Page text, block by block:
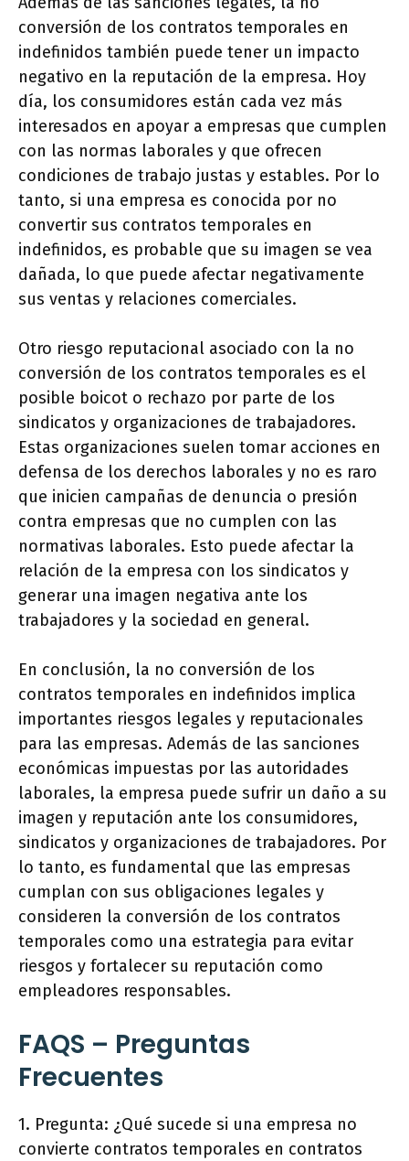
conversión de los contratos temporales en
indefinidos también puede tener un impacto
negativo en la reputación de la empresa. Hoy
día, los consumidores están cada vez más
interesados en apoyar a empresas que cumplen
con las normas laborales y que ofrecen
condiciones de trabajo justas y estables. Por lo
tanto, si una empresa es conocida por no
convertir sus contratos temporales en
indefinidos, es probable que su imagen se vea
dañada, lo que puede afectar negativamente
sus ventas y relaciones comerciales.
Otro riesgo reputacional asociado con la no
conversión de los contratos temporales es el
posible boicot o rechazo por parte de los
sindicatos y organizaciones de trabajadores.
Estas organizaciones suelen tomar acciones en
defensa de los derechos laborales y no es raro
que inicien campañas de denuncia o presión
contra empresas que no cumplen con las
normativas laborales. Esto puede afectar la
relación de la empresa con los sindicatos y
generar una imagen negativa ante los
trabajadores y la sociedad en general.
En conclusión, la no conversión de los
contratos temporales en indefinidos implica
importantes riesgos legales y reputacionales
para las empresas. Además de las sanciones
económicas impuestas por las autoridades
laborales, la empresa puede sufrir un daño a su
imagen y reputación ante los consumidores,
sindicatos y organizaciones de trabajadores. Por
lo tanto, es fundamental que las empresas
cumplan con sus obligaciones legales y
consideren la conversión de los contratos
temporales como una estrategia para evitar
riesgos y fortalecer su reputación como
empleadores responsables.
FAQS – Preguntas
Frecuentes
1. Pregunta: ¿Qué sucede si una empresa no
convierte contratos temporales en contratos